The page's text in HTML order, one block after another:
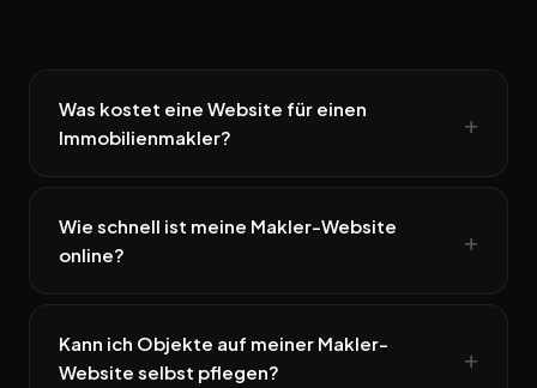
Was kostet eine Website für einen
Immobilienmakler?
Wie schnell ist meine Makler-Website
online?
Kann ich Objekte auf meiner Makler-
Website selbst pflegen?